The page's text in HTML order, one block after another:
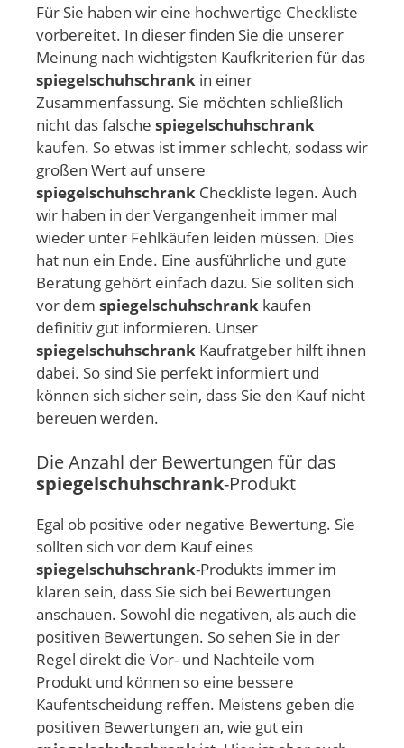
Für Sie haben wir eine hochwertige Checkliste
vorbereitet. In dieser finden Sie die unserer
Meinung nach wichtigsten Kaufkriterien für das
spiegelschuhschrank in einer
Zusammenfassung. Sie möchten schließlich
nicht das falsche spiegelschuhschrank
kaufen. So etwas ist immer schlecht, sodass wir
großen Wert auf unsere
spiegelschuhschrank Checkliste legen. Auch
wir haben in der Vergangenheit immer mal
wieder unter Fehlkäufen leiden müssen. Dies
hat nun ein Ende. Eine ausführliche und gute
Beratung gehört einfach dazu. Sie sollten sich
vor dem spiegelschuhschrank kaufen
definitiv gut informieren. Unser
spiegelschuhschrank Kaufratgeber hilft ihnen
dabei. So sind Sie perfekt informiert und
können sich sicher sein, dass Sie den Kauf nicht
bereuen werden.
Die Anzahl der Bewertungen für das
spiegelschuhschrank-Produkt
Egal ob positive oder negative Bewertung. Sie
sollten sich vor dem Kauf eines
spiegelschuhschrank-Produkts immer im
klaren sein, dass Sie sich bei Bewertungen
anschauen. Sowohl die negativen, als auch die
positiven Bewertungen. So sehen Sie in der
Regel direkt die Vor- und Nachteile vom
Produkt und können so eine bessere
Kaufentscheidung reffen. Meistens geben die
positiven Bewertungen an, wie gut ein